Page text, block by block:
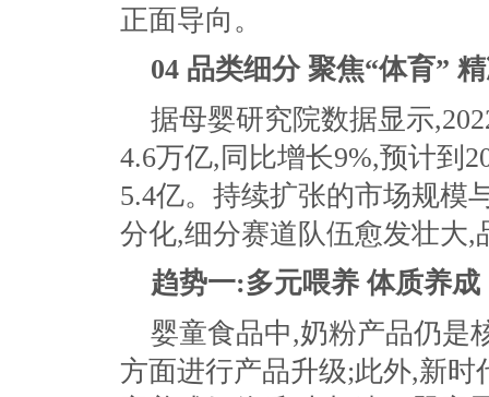
正面导向。
04 品类细分 聚焦“体育”
据母婴研究院数据显示
4.6万亿,同比增长9%,预计到
5.4亿。持续扩张的市场规模
分化,细分赛道队伍愈发壮大,
趋势一:多元喂养 体质养成
婴童食品中,奶粉产品仍是
方面进行产品升级;此外,新